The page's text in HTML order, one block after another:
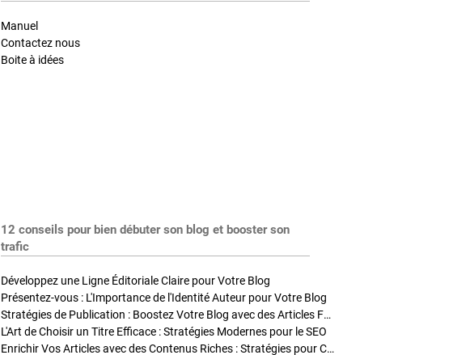
Manuel
Contactez nous
Boite à idées
12 conseils pour bien débuter son blog et booster son
trafic
Développez une Ligne Éditoriale Claire pour Votre Blog
Présentez-vous : L'Importance de l'Identité Auteur pour Votre Blog
Stratégies de Publication : Boostez Votre Blog avec des Articles Fréquents et Exclusifs
L'Art de Choisir un Titre Efficace : Stratégies Modernes pour le SEO
Enrichir Vos Articles avec des Contenus Riches : Stratégies pour Captiver et Optimiser